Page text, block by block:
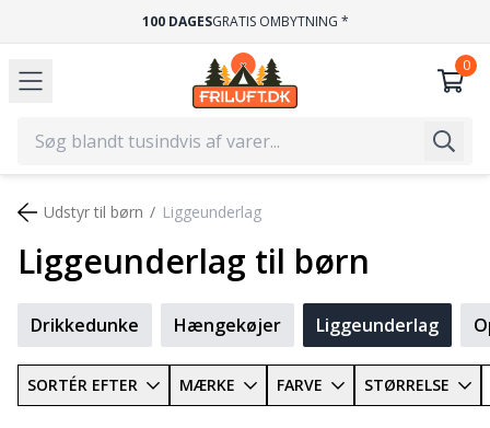
100 DAGES
Drikkedunke Hængekøjer Liggeunderlag
Udstyr til børn Liggeunderlag
Liggeunderlag til børn
SORTÉR EFTER MÆRKE FARVE STØRRELSE